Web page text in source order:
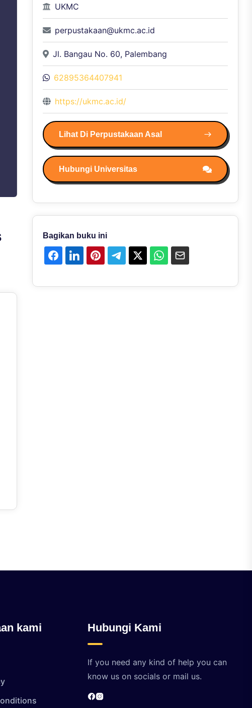
UKMC
perpustakaan@ukmc.ac.id
Jl. Bangau No. 60, Palembang
62895364407941
https://ukmc.ac.id/
Lihat Di Perpustakaan Asal
Hubungi Universitas
Bagikan buku ini
kami Hubungi Kami
If you need any kind of help you can
know us on socials or mail us.